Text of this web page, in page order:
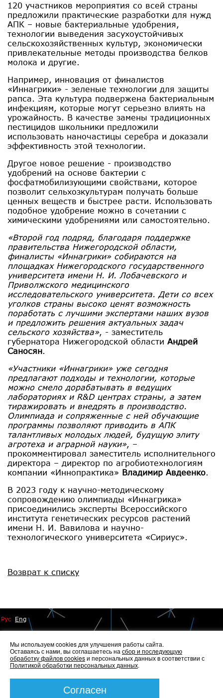
120 участников мероприятия со всей страны
предложили практические разработки для нужд
АПК – новые бактериальные удобрения,
технологии выведения засухоустойчивых
сельскохозяйственных культур, экономически
привлекательные методы производства белков
молока и другие.
Например, инновация от финалистов
«Иннагрики» - зеленые технологии для защиты
рапса. Эта культура подвержена бактериальным
инфекциям, которые могут серьезно влиять на
урожайность. В качестве замены традиционных
пестицидов школьники предложили
использовать наночастицы серебра и доказали
эффективность этой технологии.
Другое новое решение - производство
удобрений на основе бактерии с
фосфатмобилизующими свойствами, которое
позволит сельхозкультурам получать больше
ценных веществ и быстрее расти. Использовать
подобное удобрение можно в сочетании с
химическими удобрениями или самостоятельно.
«Второй год подряд, благодаря поддержке
правительства Нижегородской области,
финалисты «Иннагрики» собираются на
площадках Нижегородского государственного
университета имени Н. И. Лобачевского и
Приволжского медицинского
исследовательского университета. Дети со всех
уголков страны высоко ценят возможность
поработать с лучшими экспертами наших вузов
и предложить решения актуальных задач
сельского хозяйства», - заместитель
губернатора Нижегородской области Андрей
Саносян.
«Участники «Иннагрики» уже сегодня
предлагают подходы и технологии, которые
можно смело дорабатывать в ведущих
лабораториях и R&D центрах страны, а затем
тиражировать и внедрять в производство.
Олимпиада и сопряженные с ней обучающие
программы позволяют приводить в АПК
талантливых молодых людей, будущую элиту
агротеха и аграрной науки», –
прокомментировал заместитель исполнительного
директора – директор по агробиотехнологиям
компании «Иннопрактика» Владимир Авдеенко.
В 2023 году к научно-методическому
сопровождению олимпиады «Иннагрика»
присоединились эксперты Всероссийского
института генетических ресурсов растений
имени Н. И. Вавилова и научно-
технологического университета «Сириус».
Возврат к списку
Рус Eng
© 2014 - 2026 Иннопрактика
Политика по обработке и защите персональных данных
Политика по работе с файлами Cookies
Создание сайта —
Мы используем cookies для улучшения работы сайта.
Оставаясь с нами, вы соглашаетесь на сбор и последующую
обработку файлов cookiesи персональных данных в соответствии с
Политикой обработки персональных данных.
Согласен